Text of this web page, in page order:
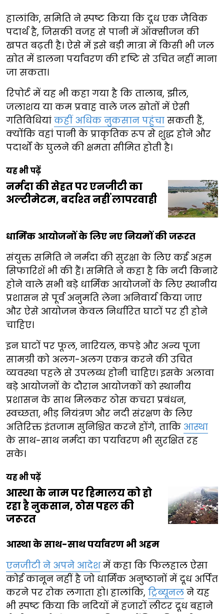
हालांकि, समिति ने स्पष्ट किया कि दूध एक जैविक
पदार्थ है, जिसकी वजह से पानी में ऑक्सीजन की
खपत बढ़ती है। ऐसे में इसे बड़ी मात्रा में किसी भी जल
स्रोत में डालना पर्यावरण की दृष्टि से उचित नहीं माना
जा सकता।
रिपोर्ट में यह भी कहा गया है कि तालाब, झील,
जलाशय या कम प्रवाह वाले जल स्रोतों में ऐसी
गतिविधियां कहीं अधिक नुकसान पहुंचा सकती हैं,
क्योंकि वहां पानी के प्राकृतिक रूप से शुद्ध होने और
पदार्थों के घुलने की क्षमता सीमित होती है।
यह भी पढ़ें
नर्मदा की सेहत पर एनजीटी का
अल्टीमेटम, बर्दाश्त नहीं लापरवाही
धार्मिक आयोजनों के लिए नए नियमों की जरूरत
संयुक्त समिति ने नर्मदा की सुरक्षा के लिए कई अहम
सिफारिशें भी की हैं। समिति ने कहा है कि नदी किनारे
होने वाले सभी बड़े धार्मिक आयोजनों के लिए स्थानीय
प्रशासन से पूर्व अनुमति लेना अनिवार्य किया जाए
और ऐसे आयोजन केवल निर्धारित घाटों पर ही होने
चाहिए।
इन घाटों पर फूल, नारियल, कपड़े और अन्य पूजा
सामग्री को अलग-अलग एकत्र करने की उचित
व्यवस्था पहले से उपलब्ध होनी चाहिए। इसके अलावा
बड़े आयोजनों के दौरान आयोजकों को स्थानीय
प्रशासन के साथ मिलकर ठोस कचरा प्रबंधन,
स्वच्छता, भीड़ नियंत्रण और नदी संरक्षण के लिए
अतिरिक्त इंतजाम सुनिश्चित करने होंगे, ताकि आस्था
के साथ-साथ नर्मदा का पर्यावरण भी सुरक्षित रह
सके।
यह भी पढ़ें
आस्था के नाम पर हिमालय को हो
रहा है नुकसान, ठोस पहल की
जरूरत
आस्था के साथ-साथ पर्यावरण भी अहम
एनजीटी ने अपने आदेशमें कहा कि फिलहाल ऐसा
कोई कानून नहीं है जो धार्मिक अनुष्ठानों में दूध अर्पित
करने पर रोक लगाता हो। हालांकि, ट्रिब्यूनल ने यह
भी स्पष्ट किया कि नदियों में हजारों लीटर दूध बहाने